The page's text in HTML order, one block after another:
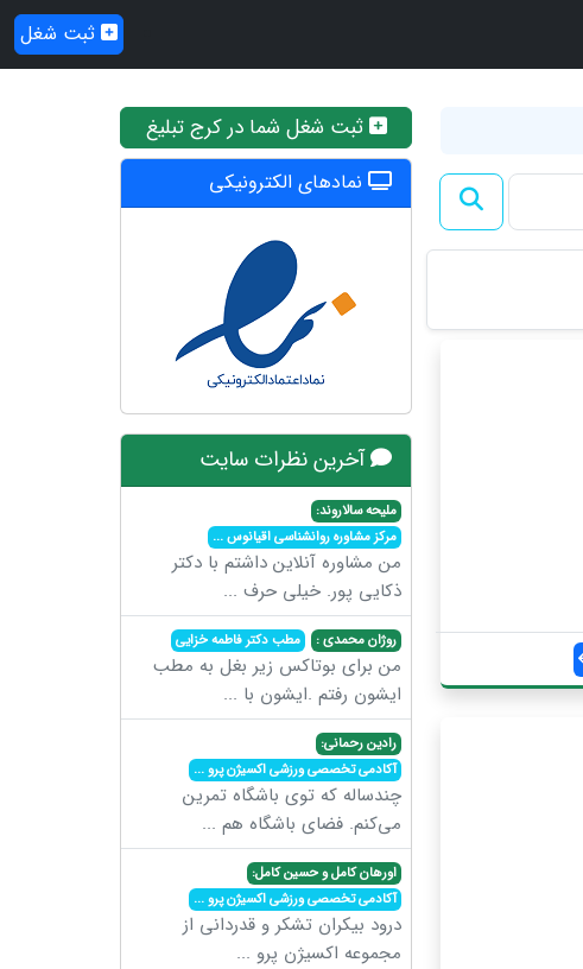
ثبت شغل
ثبت شغل شما در کرج تبلیغ
نمادهای الکترونیکی
آخرین نظرات سایت
ملیحه سالاروند:
مرکز مشاوره روانشناسی اقیانوس...
من مشاوره آنلاین داشتم با دکتر
ذکایی پور. خیلی حرف ...
روژان محمدی : مطب دکتر فاطمه خزایی
من برای بوتاکس زیر بغل به مطب
ایشون رفتم .ایشون با ...
رادین رحمانی:
آکادمی تخصصی ورزشی اکسیژن پرو...
چندساله که توی باشگاه تمرین
می‌کنم. فضای باشگاه هم ...
اورهان کامل و حسین کامل:
آکادمی تخصصی ورزشی اکسیژن پرو...
درود بیکران تشکر و قدردانی از
مجموعه اکسیژن پرو ...